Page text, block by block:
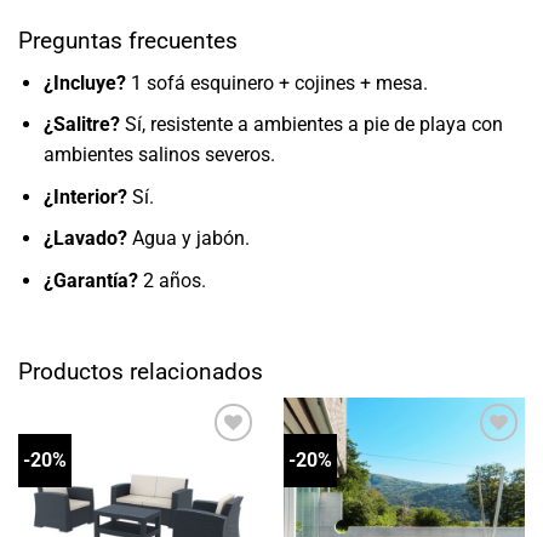
Preguntas frecuentes
¿Incluye?1 sofá esquinero + cojines + mesa.
¿Salitre?Sí, resistente a ambientes a pie de playa con
ambientes salinos severos.
¿Interior?Sí.
¿Lavado?Agua y jabón.
¿Garantía?2 años.
Productos relacionados
-20%
lista
de
deseos
-20%
Añadir
a la
lista
de
deseos